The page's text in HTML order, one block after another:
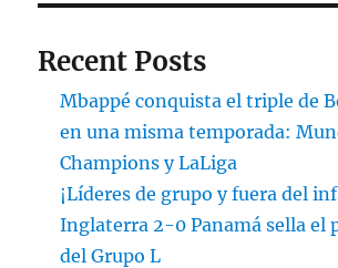
Recent Posts
Mbappé conquista el triple de
en una misma temporada:
Champions y LaLiga
¡Líderes de grupo y fuera del
Inglaterra 2-0 Panamá sella el
del Grupo L